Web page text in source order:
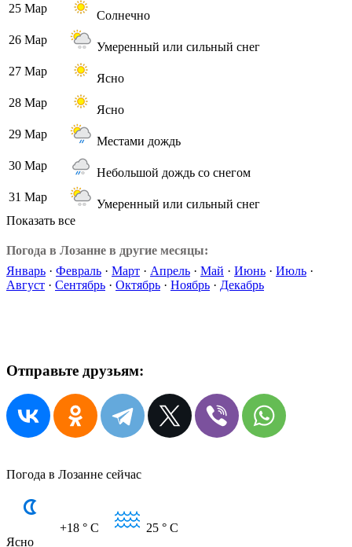
25 Мар
Солнечно
26 Мар
Умеренный или сильный снег
27 Мар
Ясно
28 Мар
Ясно
29 Мар
Местами дождь
30 Мар
Небольшой дождь со снегом
31 Мар
Умеренный или сильный снег
Показать все
Погода в Лозанне в другие месяцы:
Январь · Февраль · Март · Апрель · Май · Июнь · Июль ·
Август · Сентябрь · Октябрь · Ноябрь · Декабрь
Отправьте друзьям:
Погода в Лозанне сейчас
+18 ° C 25 ° C
Ясно